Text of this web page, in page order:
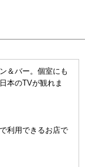
＆バー。個室にも
本のTVが観れま
利用できるお店で